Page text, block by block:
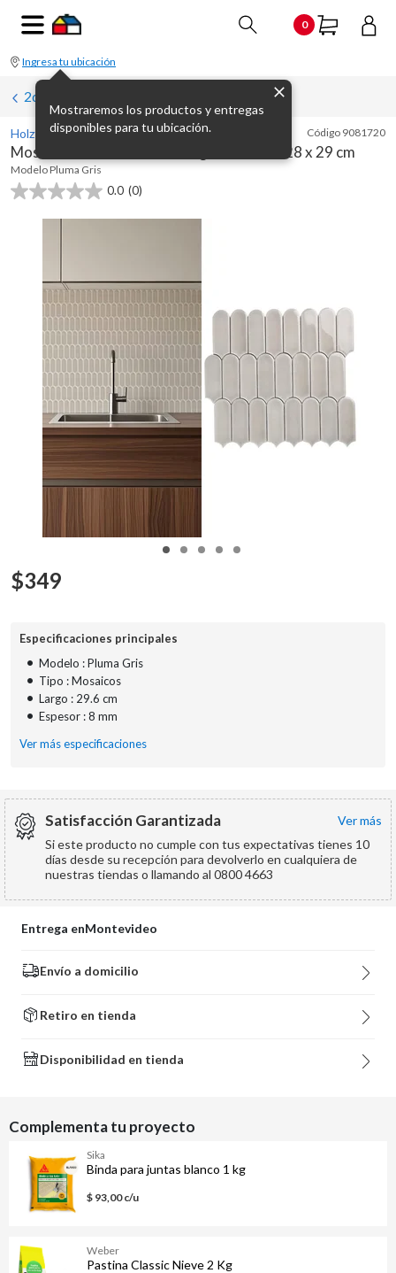
0
Ingresa tu ubicación
Mostraremos los productos y entregas
disponibles para tu ubicación.
2da al 50%
Holztek Código 9081720
Mosaico Porcelanato Pluma gris brillante 28 x 29 cm
Modelo Pluma Gris
0.0 (0)
0.0
$349
Especificaciones principales
• Modelo : Pluma Gris
• Tipo : Mosaicos
• Largo : 29.6 cm
• Espesor : 8 mm
Ver más especificaciones
Satisfacción Garantizada
ver más
Si este producto no cumple con tus expectativas tienes 10
días desde su recepción para devolverlo en cualquiera de
nuestras tiendas o llamando al 0800 4663
Entrega enMontevideo
Envío a domicilio
Retiro en tienda
Disponibilidad en tienda
Complementa tu proyecto
Sika
Binda para juntas blanco 1 kg
$ 93,00 c/u
Weber
Pastina Classic Nieve 2 Kg